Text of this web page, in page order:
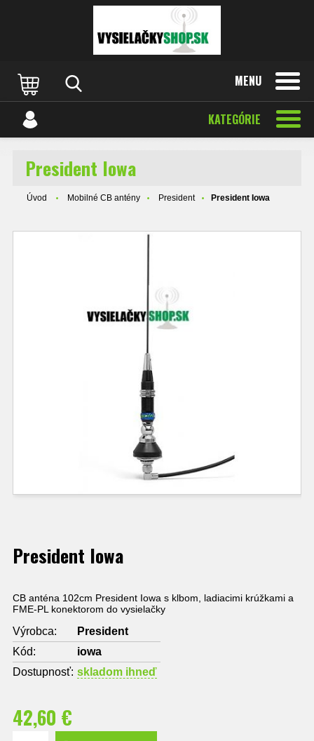
MENU
KATEGÓRIE
President Iowa
Úvod Mobilné CB antény President President Iowa
President Iowa
CB anténa 102cm President Iowa s klbom, ladiacimi krúžkami a
FME-PL konektorom do vysielačky
Výrobca:
President
Kód:
iowa
Dostupnosť: skladom ihneď
42,60 €